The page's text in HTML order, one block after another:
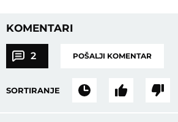
KOMENTARI
2 POŠALJI KOMENTAR
SORTIRANJE